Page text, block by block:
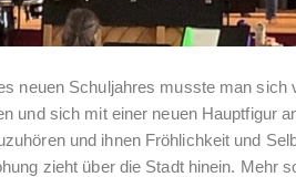
neuen Schuljahres musste man
und sich mit einer neuen Hauptfigur
und ihnen Fröhlichkeit und
zieht über die Stadt hinein. Mehr